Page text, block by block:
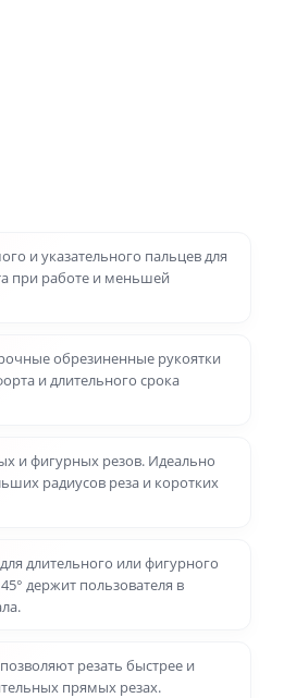
и указательного пальцев для
при работе и меньшей
обрезиненные рукоятки
и длительного срока
и фигурных резов. Идеально
радиусов реза и коротких
длительного или фигурного
держит пользователя в
резать быстрее и
прямых резах.